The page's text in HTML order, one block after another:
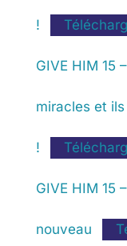
!
GIVE HIM 15
miracles et
!
GIVE HIM 15
nouveau